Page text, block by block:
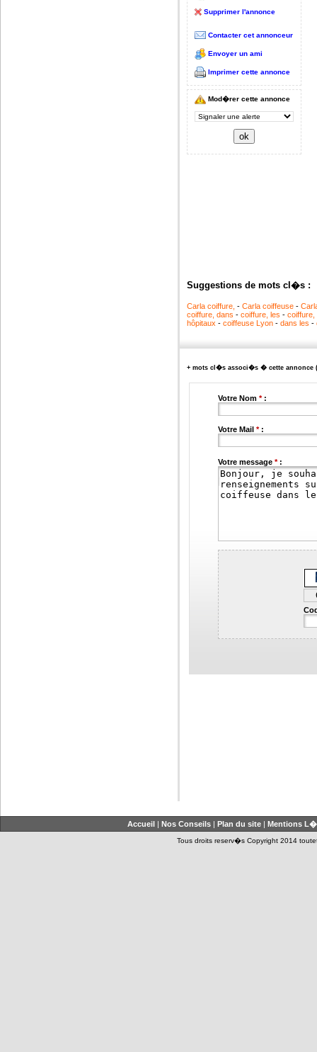
Supprimer l'annonce
Contacter cet annonceur
Envoyer un ami
Imprimer cette annonce
Mod�rer cette annonce
Suggestions de mots cl�s :
Carla coiffure, - Carla coiffeuse -
coiffure, dans - coiffure, les - coiffure,
hôpitaux - coiffeuse Lyon - dans les -
+ mots cl�s associ�s � cette annonce
Votre Nom *:
Votre Mail *:
Votre message *:
Accueil| Nos Conseils| Plan du site| Mentions
Tous droits reserv�s Copyright 2014